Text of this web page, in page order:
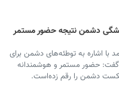
دشمن نتیجه حضور مستمر
با اشاره به توطئه‌های دشمن برای
گفت: حضور مستمر و هوشمندانه
دشمن را رقم زده‌است.